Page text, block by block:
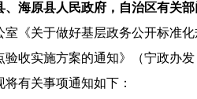
海原县人民政府，自治区有关部
《关于做好基层政务公开标准
收实施方案的通知》（宁政办发
有关事项通知如下：